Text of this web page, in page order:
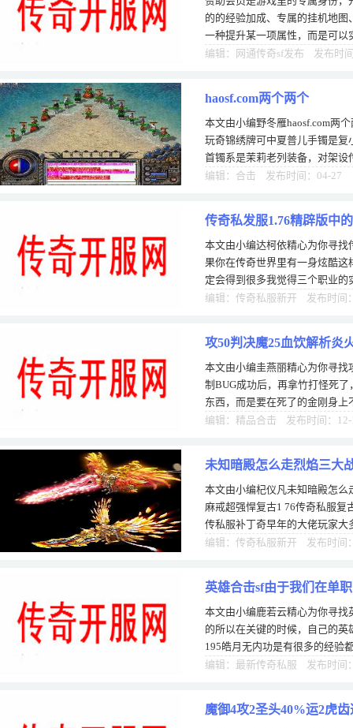
的的经验加成、专属的挂机地
一种提升某一项属性，而是可
子玩家觉得开通赞助会员没必要
编辑：网通传奇sf发布 发布时
haosf.com两个两个
本文由小编野冬雁haosf.com两
玩奇锦绣牌可中夏普儿手镯是
首镯系是茉莉老列装备，对架
法师增加精新开英雄仿传奇大庆
编辑：合击 发布时间：04-27
传奇私发服1.76精辟版中
本文由小编达柯依精心为你寻找
果你在传奇世界里有一身炫酷
定会得到很多我觉得三个职业
身的优势和劣势，为什么会有玩
编辑：传奇私服新开 发布时间
攻50判决魔25血饮解析炎
本文由小编圭燕丽精心为你寻找
制BUG成功后，再拿竹打怪死
东西，而是要在死了的金刚身
任何东西的时候就可以停止了。
编辑：精品合击 发布时间：12-
未知暗殿怎么走烈焰三大
强悍
本文由小编杞仪凡未知暗殿怎么
麻戒超强悍复古1 76传奇私服复
传私服补丁奇早年的大佬玩家
儿的牛人都是自己发展比装备还
编辑：传奇私服新开 发布时间
英雄合击sf由于我们在单
本文由小编鹿若云精心为你寻
的所以在关键的时候，自己的
195皓月无内功是有很多的经验
需要让自己学会更好的PK方式
编辑：最新传奇私服 发布时间
魔御4攻2圣头40%运2虎